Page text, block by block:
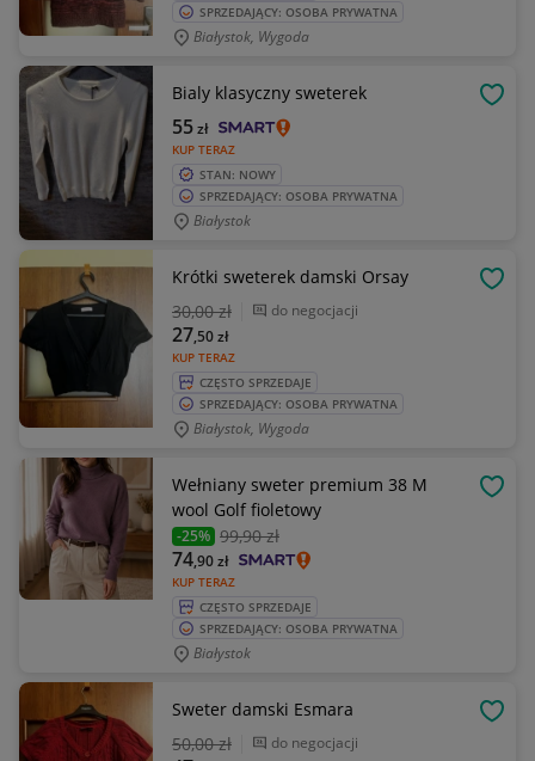
SPRZEDAJĄCY: OSOBA PRYWATNA
Białystok, Wygoda
Bialy klasyczny sweterek
KUP TERAZ
55zł
STAN: NOWY
SPRZEDAJĄCY: OSOBA PRYWATNA
Białystok
Krótki sweterek damski Orsay
30,00 zł do negocjacji
KUP TERAZ
27,50zł
CZĘSTO SPRZEDAJE
SPRZEDAJĄCY: OSOBA PRYWATNA
Białystok, Wygoda
Wełniany sweter premium 38 M
wool Golf fioletowy
-25% 99,90 zł
KUP TERAZ
74,90zł
CZĘSTO SPRZEDAJE
SPRZEDAJĄCY: OSOBA PRYWATNA
Białystok
Sweter damski Esmara
50,00 zł do negocjacji